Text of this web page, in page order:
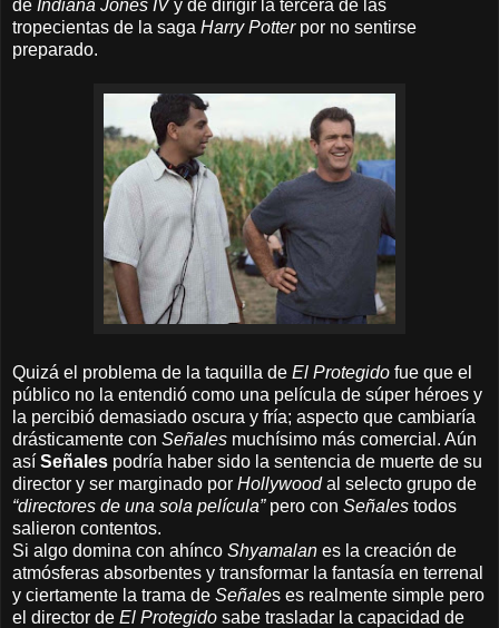
de Indiana Jones IVy de dirigir la tercera de las
tropecientas de la saga Harry Potterpor no sentirse
preparado.
Quizá el problema de la taquilla de El Protegido fue que el
público no la entendió como una película de súper héroes y
la percibió demasiado oscura y fría; aspecto que cambiaría
drásticamente con Señales muchísimo más comercial. Aún
así Señales podría haber sido la sentencia de muerte de su
director y ser marginado por Hollywoodal selecto grupo de
“directores de una sola película”pero con Señales todos
salieron contentos.
Si algo domina con ahínco Shyamalan es la creación de
atmósferas absorbentes y transformar la fantasía en terrenal
y ciertamente la trama de Señales es realmente simple pero
el director de El Protegido sabe trasladar la capacidad de